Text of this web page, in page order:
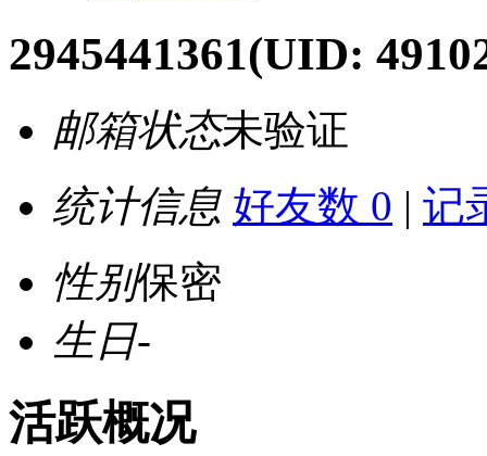
2945441361(UID:
邮箱状态未验证
统计信息 好友数 0 | 记
性别保密
生日-
活跃概况